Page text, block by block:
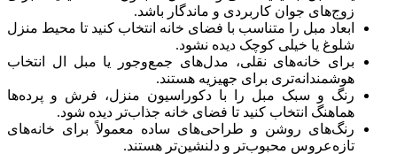
زوج‌های جوان کاربردی و ماندگار باشد.
ابعاد مبل را متناسب با فضای خانه انتخاب کنید تا محیط منزل
شلوغ یا خیلی کوچک دیده نشود.
برای خانه‌های نقلی، مدل‌های جمع‌وجور یا مبل ال انتخاب
هوشمندانه‌تری برای جهیزیه هستند.
رنگ و سبک مبل را با دکوراسیون منزل، فرش و پرده‌ها
هماهنگ انتخاب کنید تا فضای خانه جذاب‌تر دیده شود.
رنگ‌های روشن و طراحی‌های ساده معمولاً برای خانه‌های
تازه‌عروس محبوب‌تر و دلنشین‌تر هستند.